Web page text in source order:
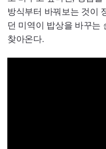
방식부터 바꿔보는 것이
던 미역이 밥상을 바꾸는
찾아온다.